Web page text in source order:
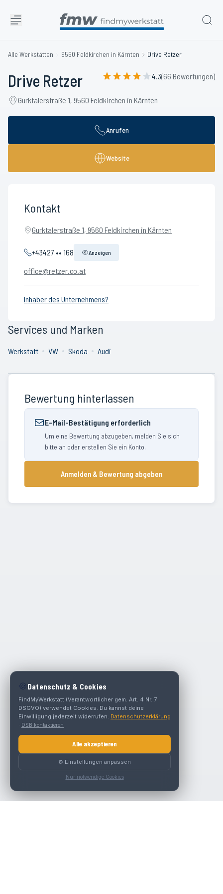
Alle Werkstätten 9560 Feldkirchen in Kärnten Drive Retzer
Drive Retzer 4.3(66 Bewertungen)
Gurktalerstraße 1, 9560 Feldkirchen in Kärnten
Anrufen
Website
Kontakt
Gurktalerstraße 1, 9560 Feldkirchen in Kärnten
+43427 •• 168 Anzeigen
office@retzer.co.at
Inhaber des Unternehmens?
Services und Marken
Werkstatt VW Skoda Audi
Bewertung hinterlassen
E-Mail-Bestätigung erforderlich
Um eine Bewertung abzugeben, melden Sie sich
bitte an oder erstellen Sie ein Konto.
Anmelden & Bewertung abgeben
🍪 Datenschutz & Cookies
FindMyWerkstatt (Verantwortlicher gem. Art. 4 Nr. 7
DSGVO) verwendet Cookies. Du kannst deine
Einwilligung jederzeit widerrufen. Datenschutzerklärung
· DSB kontaktieren
Alle akzeptieren
⚙️ Einstellungen anpassen
Nur notwendige Cookies